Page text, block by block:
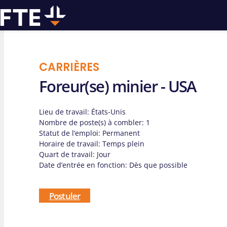
CARRIÈRES
Foreur(se) minier - USA
Lieu de travail: États-Unis
Nombre de poste(s) à combler: 1
Statut de l’emploi: Permanent
Horaire de travail: Temps plein
Quart de travail: Jour
Date d’entrée en fonction: Dès que possible
Postuler
Nous
vous aider
travaux
Contactez-nous